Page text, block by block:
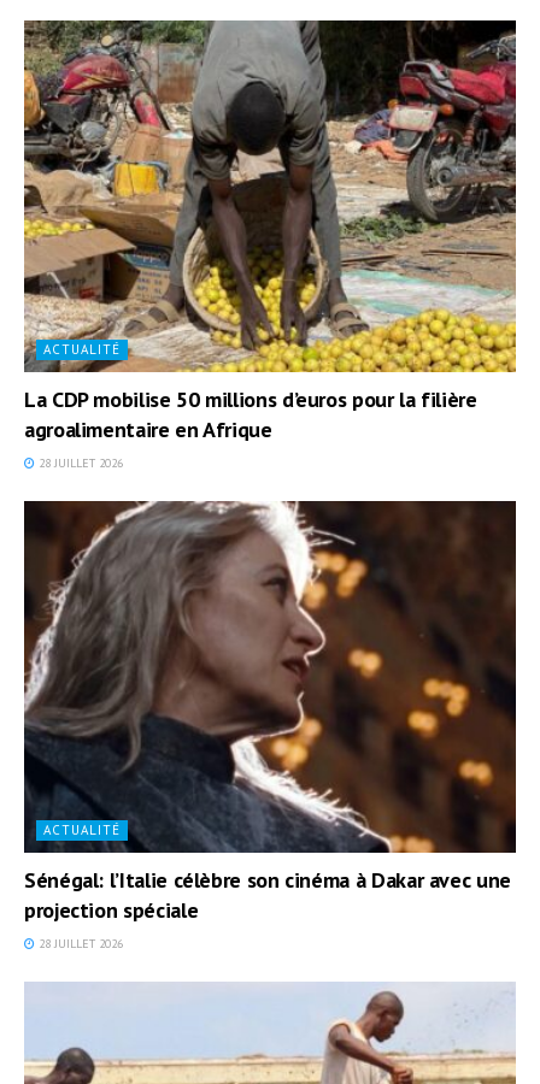
ACTUALITÉ
La CDP mobilise 50 millions d’euros pour la filière
agroalimentaire en Afrique
28 JUILLET 2026
ACTUALITÉ
Sénégal: l’Italie célèbre son cinéma à Dakar avec une
projection spéciale
28 JUILLET 2026